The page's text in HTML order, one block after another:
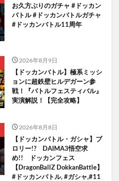
お久方ぶりのガチャ #ドッカン
バトル #ドッカンバトルガチャ
#ドッカンバトル11周年
2026年8月9日
【ドッカンバトル】極系ミッシ
ョンに超鉄壁ヒルデガーン参
戦！『バトルフェスティバル』
実演解説！【完全攻略】
2026年8月8日
【ドッカンバトル・ガシャ】ブ
ロリー!? DAIMA3悟空求
め!! ドッカンフェス
【DragonBallZ DokkanBattle】
#ドッカンバトル, #ガシャ,#11